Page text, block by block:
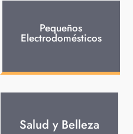
Pequeños
Electrodomésticos
Salud y Belleza